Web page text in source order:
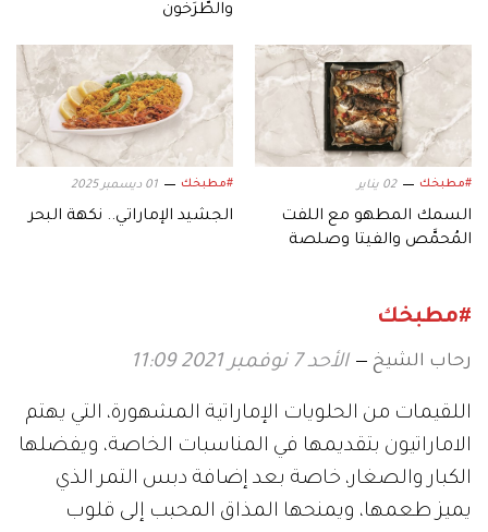
والطَّرَخون
#مطبخك 02 يناير
السمك المطهو مع اللفت
المُحمَّص والفيتا وصلصة
#مطبخك 01 ديسمبر 2025
الجشيد الإماراتي.. نكهة البحر
#مطبخك
رحاب الشيخ الأحد 7 نوفمبر 2021 11:09
اللقيمات من الحلويات الإماراتية المشهورة، التي يهتم
الاماراتيون بتقديمها في المناسبات الخاصة، ويفضلها
الكبار والصغار، خاصة بعد إضافة دبس التمر الذي
يميز طعمها، ويمنحها المذاق المحبب إلى قلوب